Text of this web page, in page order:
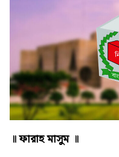
॥ ফারাহ মাসুম ॥